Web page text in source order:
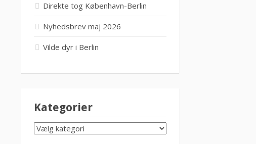
Direkte tog København-Berlin
Nyhedsbrev maj 2026
Vilde dyr i Berlin
Kategorier
KATEGORIER